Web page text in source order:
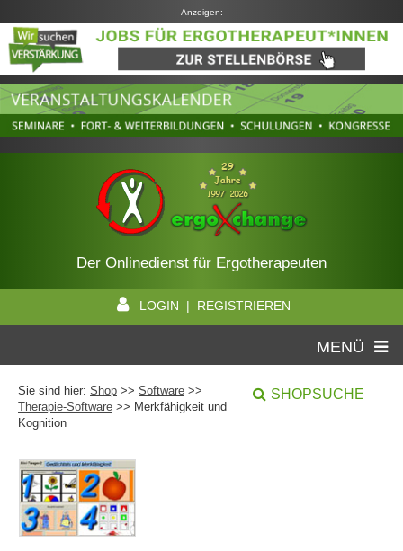
Anzeigen:
Der Onlinedienst für Ergotherapeuten
LOGIN | REGISTRIEREN
MENÜ
Sie sind hier: Shop >> Software >>
Therapie-Software >> Merkfähigkeit und
Kognition
SHOPSUCHE